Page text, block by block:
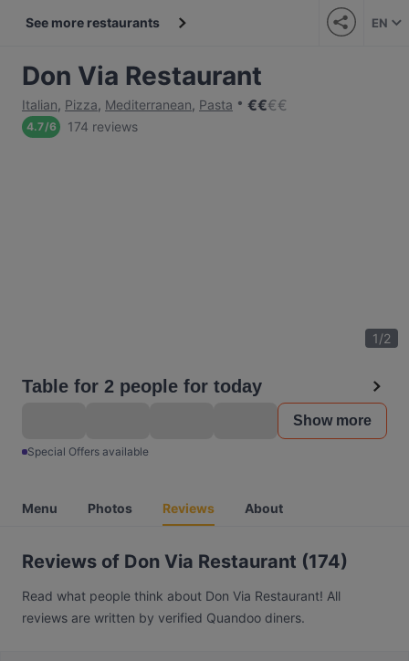
See more restaurants EN
Don Via Restaurant
Italian, Pizza, Mediterranean, Pasta €€€€
4.7/6 174 reviews
1/2
Table for 2 people for today
Show more
Special Offers available
Menu Photos Reviews About
Reviews of Don Via Restaurant (174)
Read what people think about Don Via Restaurant! All
reviews are written by verified Quandoo diners.